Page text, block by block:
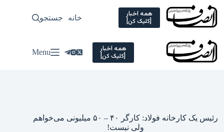
Skip
content
همه اخبار
[کلیک کن] خانه سیاسی
جستجو
همه اخبار
[کلیک کن] Menu
رئیس یک کارخانه فولاد: کارگر ۴۰ – ۵۰ میلیونی می‌خواهم
ولی نیست!